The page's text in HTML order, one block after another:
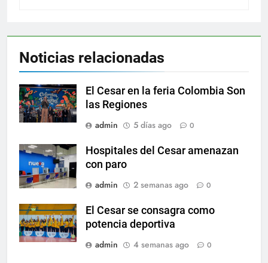
Noticias relacionadas
El Cesar en la feria Colombia Son
las Regiones
admin
5 días ago 0
Hospitales del Cesar amenazan
con paro
admin
2 semanas ago 0
El Cesar se consagra como
potencia deportiva
admin
4 semanas ago 0